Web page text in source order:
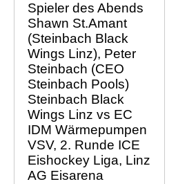
Spieler des Abends
Shawn St.Amant
(Steinbach Black
Wings Linz), Peter
Steinbach (CEO
Steinbach Pools)
Steinbach Black
Wings Linz vs EC
IDM Wärmepumpen
VSV, 2. Runde ICE
Eishockey Liga, Linz
AG Eisarena